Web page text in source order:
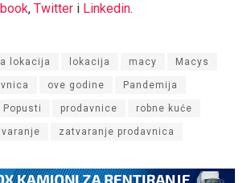
, Twitter i Linkedin.
lokacija lokacija macy Macys
ove godine Pandemija
Popusti prodavnice robne kuće
zatvaranje prodavnica